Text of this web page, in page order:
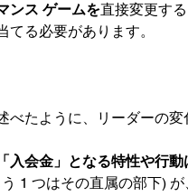
ンス ゲームを直接変更す
る必要があります。
たように、リーダーの
入会金」となる特性や行
1 つはその直属の部下)